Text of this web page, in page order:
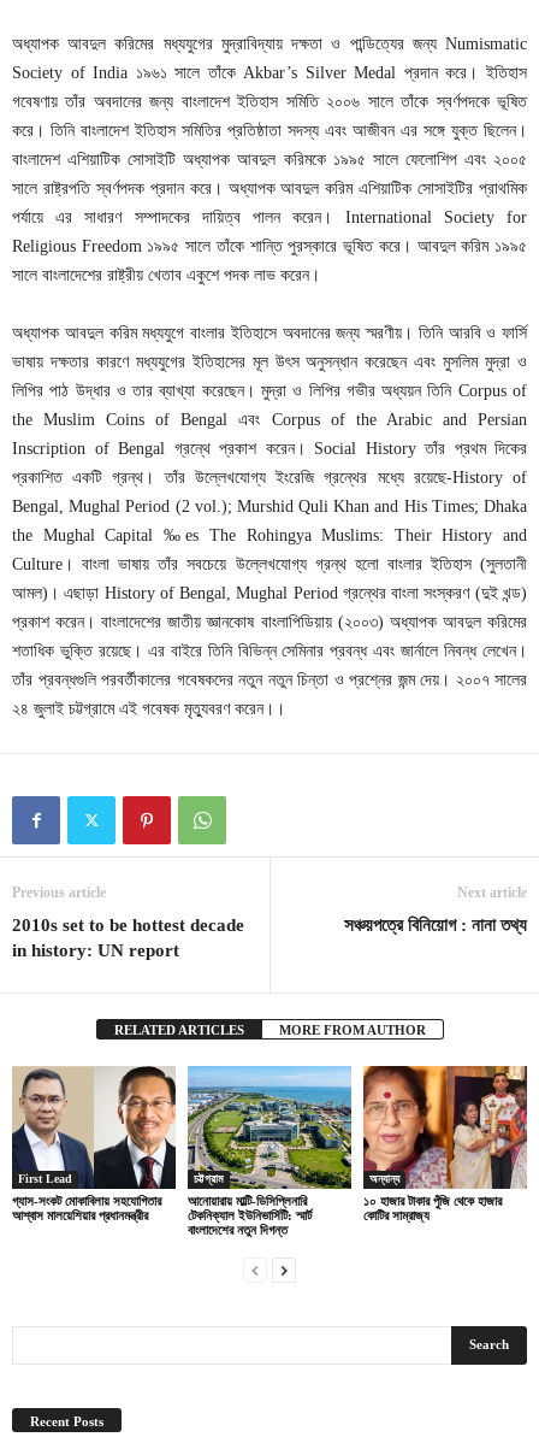
অধ্যাপক আবদুল করিমের মধ্যযুগের মুদ্রাবিদ্যায় দক্ষতা ও পান্ডিত্যের জন্য Numismatic
Society of India ১৯৬১ সালে তাঁকে Akbar’s Silver Medal প্রদান করে। ইতিহাস
গবেষণায় তাঁর অবদানের জন্য বাংলাদেশ ইতিহাস সমিতি ২০০৬ সালে তাঁকে স্বর্ণপদকে ভূষিত
করে। তিনি বাংলাদেশ ইতিহাস সমিতির প্রতিষ্ঠাতা সদস্য এবং আজীবন এর সঙ্গে যুক্ত ছিলেন।
বাংলাদেশ এশিয়াটিক সোসাইটি অধ্যাপক আবদুল করিমকে ১৯৯৫ সালে ফেলোশিপ এবং ২০০৫
সালে রাষ্ট্রপতি স্বর্ণপদক প্রদান করে। অধ্যাপক আবদুল করিম এশিয়াটিক সোসাইটির প্রাথমিক
পর্যায়ে এর সাধারণ সম্পাদকের দায়িত্ব পালন করেন। International Society for
Religious Freedom ১৯৯৫ সালে তাঁকে শান্তি পুরস্কারে ভূষিত করে। আবদুল করিম ১৯৯৫
সালে বাংলাদেশের রাষ্ট্রীয় খেতাব একুশে পদক লাভ করেন।
অধ্যাপক আবদুল করিম মধ্যযুগে বাংলার ইতিহাসে অবদানের জন্য স্মরণীয়। তিনি আরবি ও ফার্সি
ভাষায় দক্ষতার কারণে মধ্যযুগের ইতিহাসের মূল উৎস অনুসন্ধান করেছেন এবং মুসলিম মুদ্রা ও
লিপির পাঠ উদ্ধার ও তার ব্যাখ্যা করেছেন। মুদ্রা ও লিপির গভীর অধ্যয়ন তিনি Corpus of
the Muslim Coins of Bengal এবং Corpus of the Arabic and Persian
Inscription of Bengal গ্রন্থে প্রকাশ করেন। Social History তাঁর প্রথম দিকের
প্রকাশিত একটি গ্রন্থ। তাঁর উল্লেখযোগ্য ইংরেজি গ্রন্থের মধ্যে রয়েছে-History of
Bengal, Mughal Period (2 vol.); Murshid Quli Khan and His Times; Dhaka
the Mughal Capital ‰es The Rohingya Muslims: Their History and
Culture। বাংলা ভাষায় তাঁর সবচেয়ে উল্লেখযোগ্য গ্রন্থ হলো বাংলার ইতিহাস (সুলতানী
আমল)। এছাড়া History of Bengal, Mughal Period গ্রন্থের বাংলা সংস্করণ (দুই খন্ড)
প্রকাশ করেন। বাংলাদেশের জাতীয় জ্ঞানকোষ বাংলাপিডিয়ায় (২০০৩) অধ্যাপক আবদুল করিমের
শতাধিক ভুক্তি রয়েছে। এর বাইরে তিনি বিভিন্ন সেমিনার প্রবন্ধ এবং জার্নালে নিবন্ধ লেখেন।
তাঁর প্রবন্ধগুলি পরবর্তীকালের গবেষকদের নতুন নতুন চিন্তা ও প্রশ্নের জন্ম দেয়। ২০০৭ সালের
২৪ জুলাই চট্টগ্রামে এই গবেষক মৃত্যুবরণ করেন।।
Previous article
2010s set to be hottest decade
in history: UN report
Next article
সঞ্চয়পত্রে বিনিয়োগ : নানা তথ্য
RELATED ARTICLES MORE FROM AUTHOR
First Lead
গ্যাস-সংকট মোকাবিলায় সহযোগিতার
আশ্বাস মালয়েশিয়ার প্রধানমন্ত্রীর
চট্টগ্রাম
আনোয়ারায় মাল্টি-ডিসিপ্লিনারি
টেকনিক্যাল ইউনিভার্সিটি: স্মার্ট
বাংলাদেশের নতুন দিগন্ত
অন্যান্য
১০ হাজার টাকার পুঁজি থেকে হাজার
কোটির সাম্রাজ্য
Recent Posts